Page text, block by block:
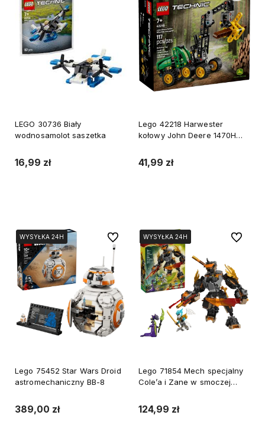
LEGO 30736 Biały
wodnosamolot saszetka
16,99 zł
Lego 42218 Harwester
kołowy John Deere 1470H
41,99 zł
WYSYŁKA 24H
WYSYŁKA 24H
Lego 75452 Star Wars Droid
astromechaniczny BB-8
389,00 zł
Do ulubionychWYSYŁKA 24H
WYSYŁKA 24H
WYSYŁKA 24H
Lego 71854 Mech specjalny
Cole’a i Zane w smoczej
124,99 zł
Do